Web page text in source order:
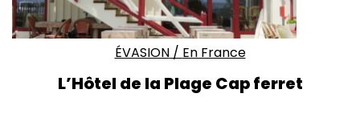
ÉVASION/ En France
L’Hôtel de la Plage Cap ferret